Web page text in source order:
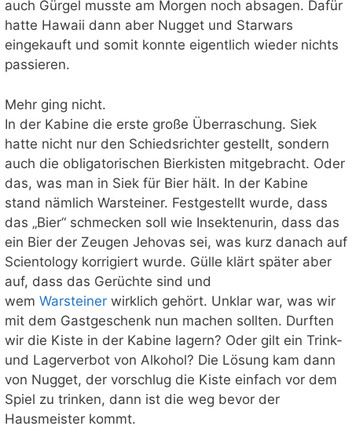
auch Gürgel musste am Morgen noch absagen. Dafür
hatte Hawaii dann aber Nugget und Starwars
eingekauft und somit konnte eigentlich wieder nichts
passieren.
Mehr ging nicht.
In der Kabine die erste große Überraschung. Siek
hatte nicht nur den Schiedsrichter gestellt, sondern
auch die obligatorischen Bierkisten mitgebracht. Oder
das, was man in Siek für Bier hält. In der Kabine
stand nämlich Warsteiner. Festgestellt wurde, dass
das „Bier“ schmecken soll wie Insektenurin, dass das
ein Bier der Zeugen Jehovas sei, was kurz danach auf
Scientology korrigiert wurde. Gülle klärt später aber
auf, dass das Gerüchte sind und
wem Warsteiner wirklich gehört. Unklar war, was wir
mit dem Gastgeschenk nun machen sollten. Durften
wir die Kiste in der Kabine lagern? Oder gilt ein Trink-
und Lagerverbot von Alkohol? Die Lösung kam dann
von Nugget, der vorschlug die Kiste einfach vor dem
Spiel zu trinken, dann ist die weg bevor der
Hausmeister kommt.